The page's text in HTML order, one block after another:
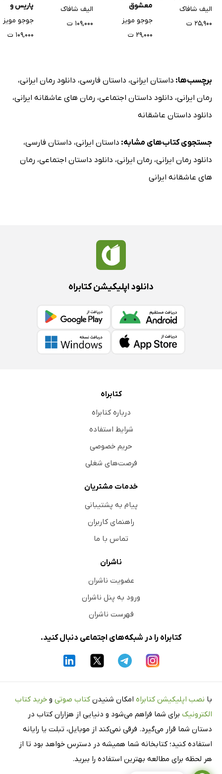
الیف شافاک
۲۵,۹۰۰ ت
معشوق
جوجو مویز
۲۹,۰۰۰ ت
الیف شافاک
۱۰۹,۰۰۰ ت
پاریس و
جوجو مویز
۱۰۹,۰۰۰ ت
برچسب‌ها: داستان ایرانی، داستان فارسی، دانلود رمان ایرانی،
رمان ایرانی، دانلود داستان اجتماعی، رمان های عاشقانه ایرانی،
دانلود داستان عاشقانه
جستجوی کتاب‌های مشابه: داستان ایرانی، داستان فارسی،
دانلود رمان ایرانی، رمان ایرانی، دانلود داستان اجتماعی، رمان
های عاشقانه ایرانی
دانلود اپلیکیشن کتابراه
کتابراه
درباره کتابراه
شرایط استفاده
حریم خصوصی
فرصت‌های شغلی
خدمات مشتریان
پیام به پشتیبانی
راهنمای کاربران
تماس با ما
ناشران
عضویت ناشران
ورود به پنل ناشران
فهرست ناشران
کتابراه را در شبکه‌های اجتماعی دنبال کنید.
با نصب اپلیکیشن کتابراه امکان شنیدن کتاب صوتی و خرید کتاب
الکترونیک برای شما فراهم می‌شود و دنیایی از هزاران کتاب در
دستان شما قرار می‌گیرد. فرقی نمی‌کند از موبایل، تبلت یا رایانه
استفاده کنید؛ کتابخانه شما همیشه در دسترس خواهد بود تا از
هر لحظه برای مطالعه بهترین استفاده را ببرید.